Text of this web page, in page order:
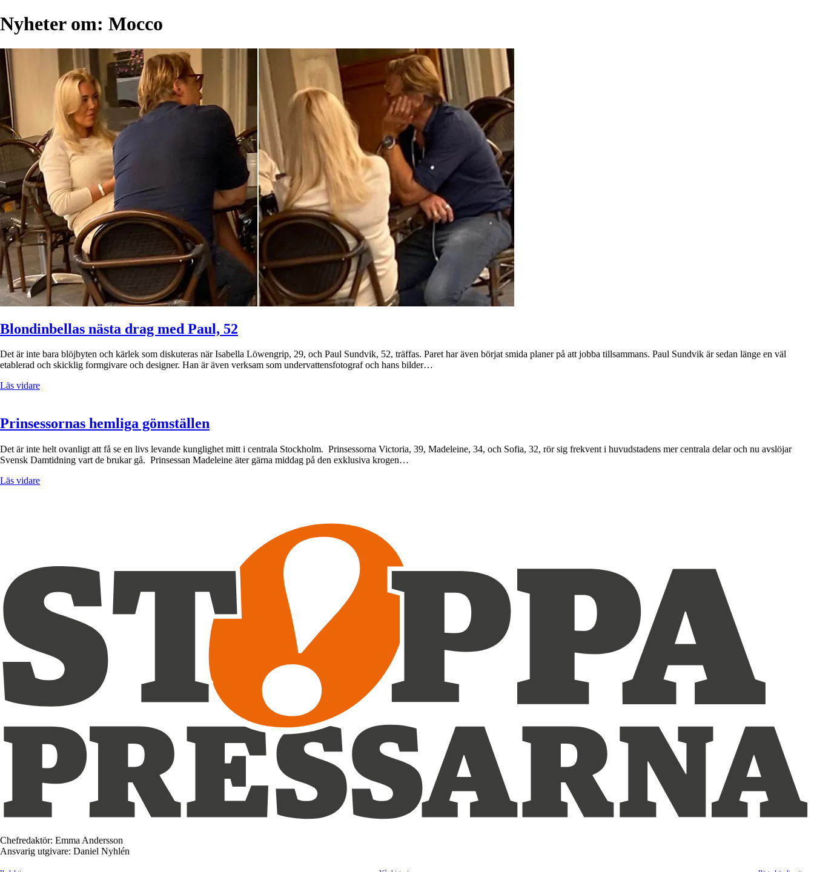
Nyheter om: Mocco
Blondinbellas nästa drag med Paul, 52
Det är inte bara blöjbyten och kärlek som diskuteras när Isabella Löwengrip, 29, och Paul Sundvik, 52, träffas. Paret har även börjat smida planer på att jobba tillsammans. Paul Sundvik är sedan länge en väl
etablerad och skicklig formgivare och designer. Han är även verksam som undervattensfotograf och hans bilder…
Läs vidare
Prinsessornas hemliga gömställen
Det är inte helt ovanligt att få se en livs levande kunglighet mitt i centrala Stockholm. Prinsessorna Victoria, 39, Madeleine, 34, och Sofia, 32, rör sig frekvent i huvudstadens mer centrala delar och nu avslöjar
Svensk Damtidning vart de brukar gå. Prinsessan Madeleine äter gärna middag på den exklusiva krogen…
Läs vidare
Chefredaktör: Emma Andersson
Ansvarig utgivare: Daniel Nyhlén